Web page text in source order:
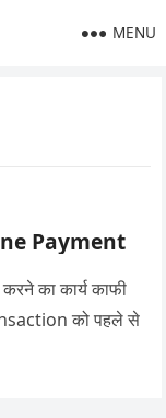
MENU
Payment
का कार्य काफी
को पहले से